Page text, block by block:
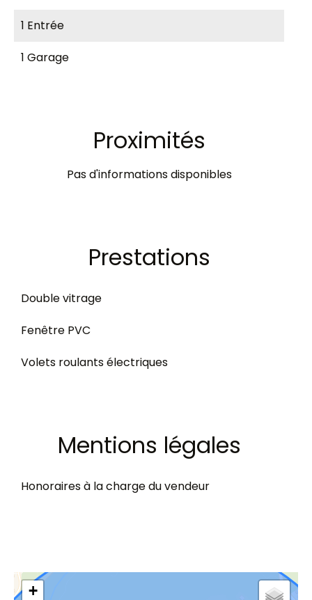
1 Entrée
1 Garage
Proximités
Pas d'informations disponibles
Prestations
Double vitrage
Fenêtre PVC
Volets roulants électriques
Mentions légales
Honoraires à la charge du vendeur
+